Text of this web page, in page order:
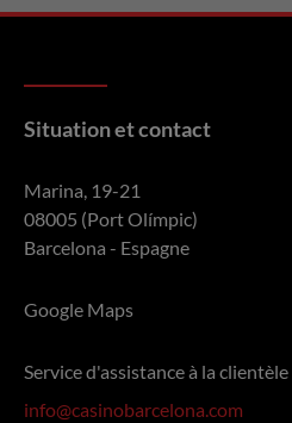
Situation et contact
Marina, 19-21
08005 (Port Olímpic)
Barcelona - Espagne
Google Maps
Service d'assistance à la clientèle
info@casinobarcelona.com